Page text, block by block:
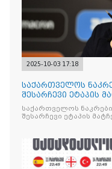
2025-10-03 17:18
საქართველოს
შესარჩევი ეტაპის
საქართველოს
შესარჩევი ეტაპის